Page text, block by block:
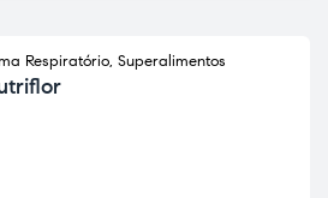
Respiratório, Superalimentos